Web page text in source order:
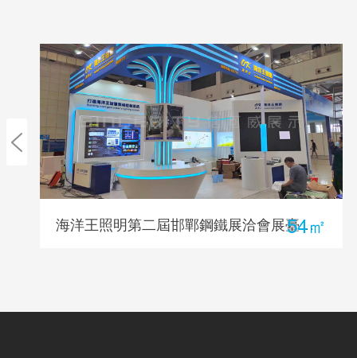
54㎡
海洋王照明第二屆邯鄲鋼鐵展洽會展臺設計